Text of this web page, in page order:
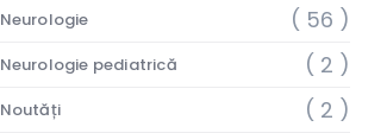
Neurologie ( 56 )
Neurologie pediatrică ( 2 )
Noutăți ( 2 )